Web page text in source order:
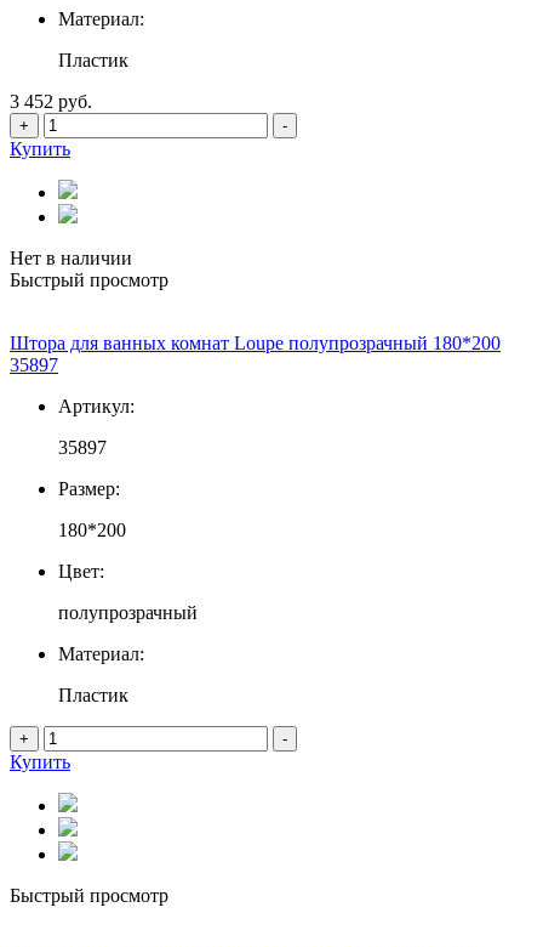
Материал:
Пластик
3 452 руб.
+ -
Купить
Нет в наличии
Быстрый просмотр
Штора для ванных комнат Loupe полупрозрачный 180*200
35897
Артикул:
35897
Размер:
180*200
Цвет:
полупрозрачный
Материал:
Пластик
+ -
Купить
Быстрый просмотр